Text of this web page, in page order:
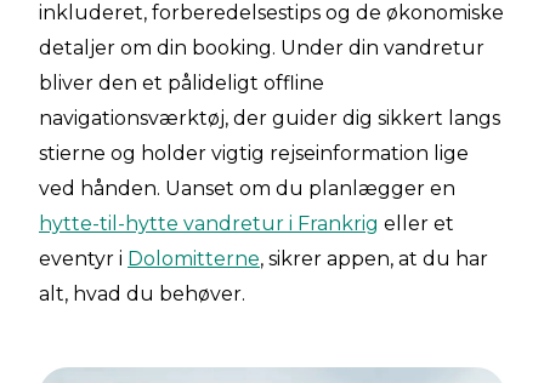
inkluderet, forberedelsestips og de økonomiske
detaljer om din booking. Under din vandretur
bliver den et pålideligt offline
navigationsværktøj, der guider dig sikkert langs
stierne og holder vigtig rejseinformation lige
ved hånden. Uanset om du planlægger en
hytte-til-hytte vandretur i Frankrig eller et
eventyr i Dolomitterne, sikrer appen, at du har
alt, hvad du behøver.